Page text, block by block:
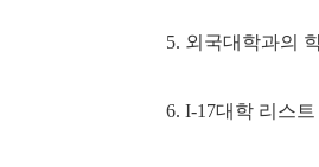
5. 외국대학과의
6. I-17대학 리스트